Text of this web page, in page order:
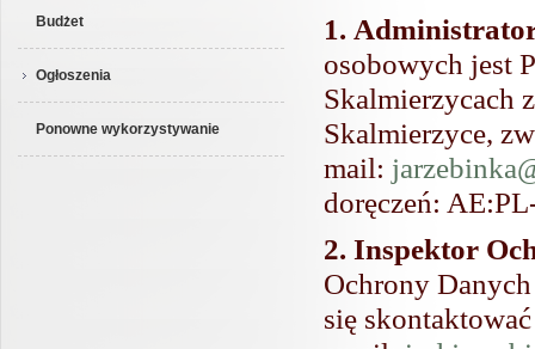
Budżet
Ogłoszenia
Ponowne wykorzystywanie
1.
osobowych jest
Skalmierzycach
Skalmierzyce,
mail:
doręczeń:
2. Inspektor
Ochrony
się